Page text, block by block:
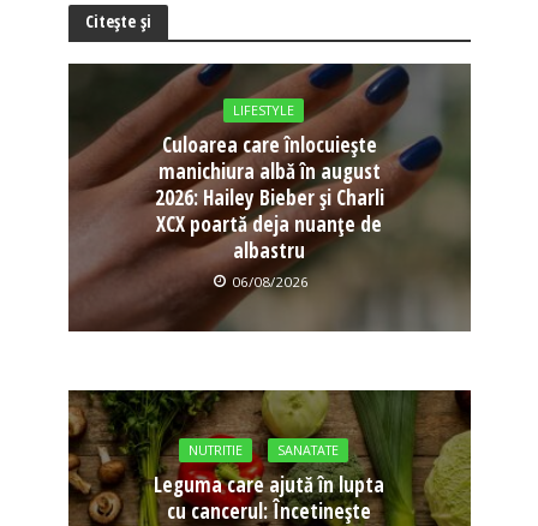
Citește și
LIFESTYLE
Culoarea care înlocuiește
manichiura albă în august
2026: Hailey Bieber și Charli
XCX poartă deja nuanțe de
albastru
06/08/2026
NUTRITIE SANATATE
Leguma care ajută în lupta
cu cancerul: Încetinește